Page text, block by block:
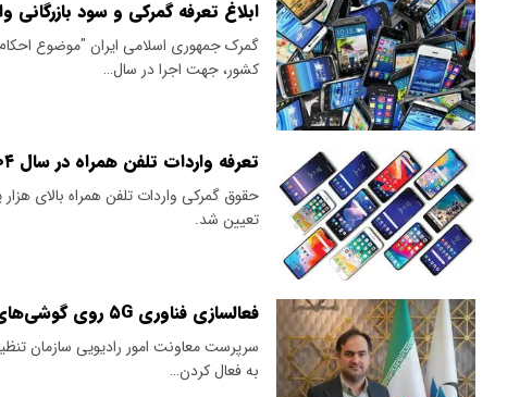
ابلاغ تعرفه گمرکی و سود بازرگانی
کشور، جهت اجرا در سال…
تعرفه واردات تلفن همراه در سال ۱۴۰۴ تعیین شد
تعیین شد.
فعالسازی فناوری ۵G روی گوشی‌های تلفن همراه وارداتی الزامی شد
سرپرست معاونت امور رادیویی سازمان
به فعال کردن…